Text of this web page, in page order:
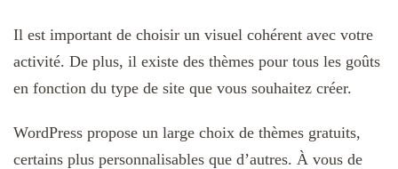
Il est important de choisir un visuel cohérent avec votre
activité. De plus, il existe des thèmes pour tous les goûts
en fonction du type de site que vous souhaitez créer.
WordPress propose un large choix de thèmes gratuits,
certains plus personnalisables que d’autres. À vous de